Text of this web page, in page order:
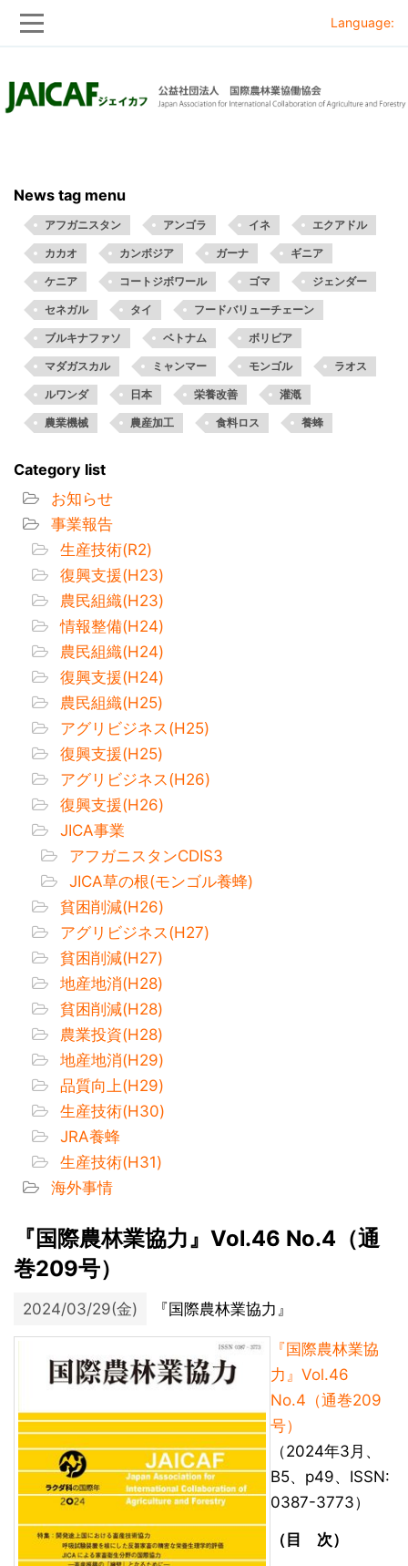
to
to
Language:
News tag menu
アフガニスタン アンゴラ イネ エクアドル
カカオ カンボジア ガーナ ギニア
ケニア コートジボワール ゴマ ジェンダー
セネガル タイ フードバリューチェーン
ブルキナファソ ベトナム ボリビア
マダガスカル ミャンマー モンゴル ラオス
ルワンダ 日本 栄養改善 灌漑
農業機械 農産加工 食料ロス 養蜂
Category list
お知らせ
事業報告
生産技術(R2)
復興支援(H23)
農民組織(H23)
情報整備(H24)
農民組織(H24)
復興支援(H24)
農民組織(H25)
アグリビジネス(H25)
復興支援(H25)
アグリビジネス(H26)
復興支援(H26)
JICA事業
アフガニスタンCDIS3
JICA草の根(モンゴル養蜂)
貧困削減(H26)
アグリビジネス(H27)
貧困削減(H27)
地産地消(H28)
貧困削減(H28)
農業投資(H28)
地産地消(H29)
品質向上(H29)
生産技術(H30)
JRA養蜂
生産技術(H31)
海外事情
『国際農林業協力』Vol.46 No.4（通
巻209号）
2024/03/29(金) 『国際農林業協力』
『国際農林業協
力』Vol.46
No.4（通巻209
号）
（2024年3月、
B5、p49、ISSN:
0387-3773）
（目 次）